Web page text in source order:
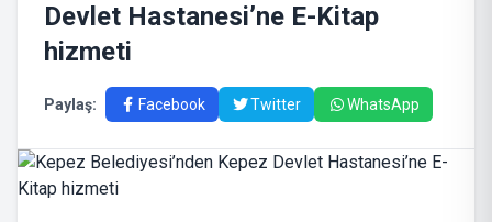
Devlet Hastanesi’ne E-Kitap
hizmeti
Paylaş: Facebook Twitter WhatsApp